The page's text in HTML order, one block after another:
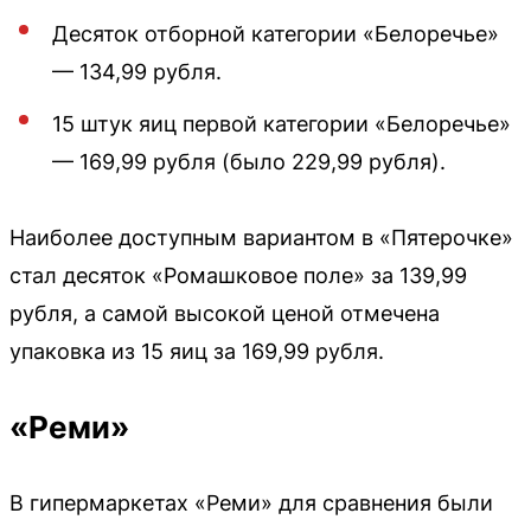
Десяток отборной категории «Белоречье»
— 134,99 рубля.
15 штук яиц первой категории «Белоречье»
— 169,99 рубля (было 229,99 рубля).
Наиболее доступным вариантом в «Пятерочке»
стал десяток «Ромашковое поле» за 139,99
рубля, а самой высокой ценой отмечена
упаковка из 15 яиц за 169,99 рубля.
«Реми»
В гипермаркетах «Реми» для сравнения были